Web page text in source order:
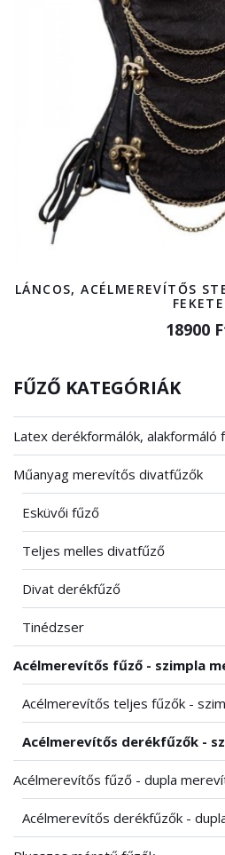
FŰZŐ KATEGÓRIÁK
Latex derékformálók, alakformáló
Műanyag merevítős divatfűzők
Esküvői fűző
Teljes melles divatfűző
Divat derékfűző
Tinédzser
Acélmerevítős fűző - szimpla
Acélmerevítős teljes fűzők -
Acélmerevítős derékfűzők -
Acélmerevítős fűző - dupla
Acélmerevítős derékfűzők -
LÁNCOS, ACÉLMEREVÍTŐS
FEKETE
18900